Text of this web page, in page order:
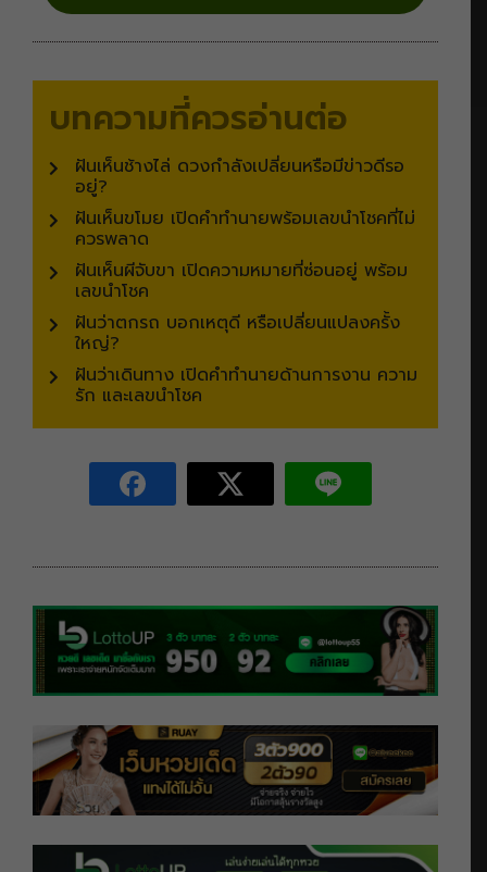
บทความที่ควรอ่านต่อ
ฝันเห็นช้างไล่ ดวงกำลังเปลี่ยนหรือมีข่าวดีรอ
อยู่?
ฝันเห็นขโมย เปิดคำทำนายพร้อมเลขนำโชคที่ไม่
ควรพลาด
ฝันเห็นผีจับขา เปิดความหมายที่ซ่อนอยู่ พร้อม
เลขนำโชค
ฝันว่าตกรถ บอกเหตุดี หรือเปลี่ยนแปลงครั้ง
ใหญ่?
ฝันว่าเดินทาง เปิดคำทำนายด้านการงาน ความ
รัก และเลขนำโชค